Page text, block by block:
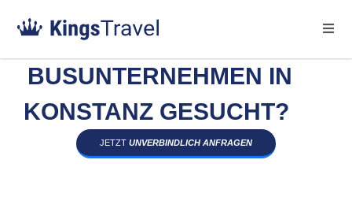
BUSUNTERNEHMEN IN
KONSTANZ GESUCHT?
JETZT UNVERBINDLICH ANFRAGEN